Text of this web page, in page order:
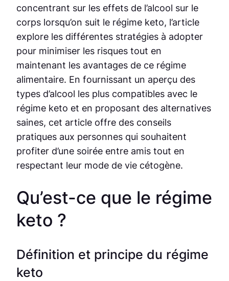
concentrant sur les effets de l’alcool sur le
corps lorsqu’on suit le régime keto, l’article
explore les différentes stratégies à adopter
pour minimiser les risques tout en
maintenant les avantages de ce régime
alimentaire. En fournissant un aperçu des
types d’alcool les plus compatibles avec le
régime keto et en proposant des alternatives
saines, cet article offre des conseils
pratiques aux personnes qui souhaitent
profiter d’une soirée entre amis tout en
respectant leur mode de vie cétogène.
Qu’est-ce que le régime
keto ?
Définition et principe du régime
keto